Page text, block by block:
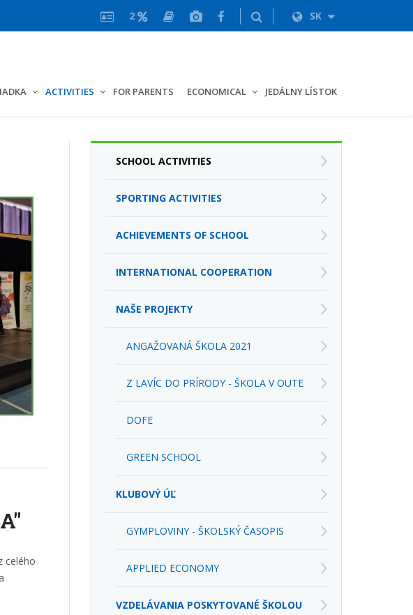
2 SK
ACTIVITIES FOR PARENTS ECONOMICAL JEDÁLNY LÍSTOK
celého
SCHOOL ACTIVITIES
SPORTING ACTIVITIES
ACHIEVEMENTS OF SCHOOL
INTERNATIONAL COOPERATION
NAŠE PROJEKTY
ANGAŽOVANÁ ŠKOLA 2021
Z LAVÍC DO PRÍRODY - ŠKOLA V OUTE
DOFE
GREEN SCHOOL
KLUBOVÝ ÚĽ
GYMPLOVINY - ŠKOLSKÝ ČASOPIS
APPLIED ECONOMY
VZDELÁVANIA POSKYTOVANÉ ŠKOLOU